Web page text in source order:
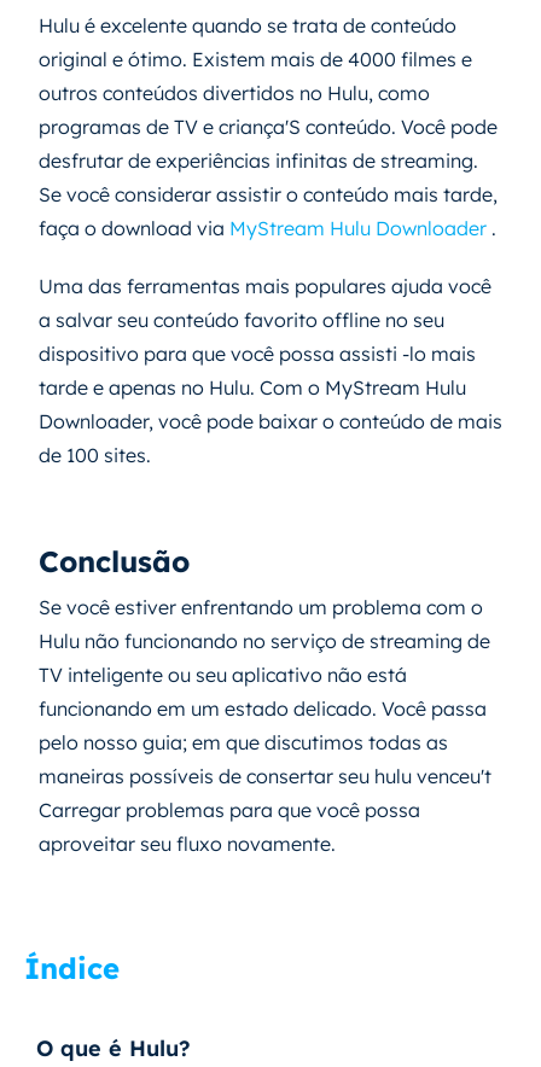
Hulu é excelente quando se trata de conteúdo
original e ótimo. Existem mais de 4000 filmes e
outros conteúdos divertidos no Hulu, como
programas de TV e criança'S conteúdo. Você pode
desfrutar de experiências infinitas de streaming.
Se você considerar assistir o conteúdo mais tarde,
faça o download via MyStream Hulu Downloader .
Uma das ferramentas mais populares ajuda você
a salvar seu conteúdo favorito offline no seu
dispositivo para que você possa assisti -lo mais
tarde e apenas no Hulu. Com o MyStream Hulu
Downloader, você pode baixar o conteúdo de mais
de 100 sites.
Conclusão
Se você estiver enfrentando um problema com o
Hulu não funcionando no serviço de streaming de
TV inteligente ou seu aplicativo não está
funcionando em um estado delicado. Você passa
pelo nosso guia; em que discutimos todas as
maneiras possíveis de consertar seu hulu venceu't
Carregar problemas para que você possa
aproveitar seu fluxo novamente.
Índice
O que é Hulu?